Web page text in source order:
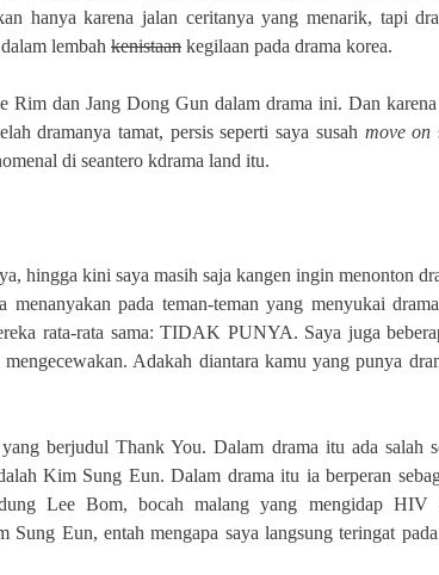
hanya karena jalan ceritanya yang menarik, tapi
lembah kenistaan kegilaan pada drama korea.
Rim dan Jang Dong Gun dalam drama ini. Dan
dramanya tamat, persis seperti saya susah move on
di seantero kdrama land itu.
hingga kini saya masih saja kangen ingin menonton
menanyakan pada teman-teman yang menyukai
rata-rata sama: TIDAK PUNYA. Saya juga
Adakah diantara kamu yang punya
berjudul Thank You. Dalam drama itu ada salah
Kim Sung Eun. Dalam drama itu ia berperan
Lee Bom, bocah malang yang mengidap HIV
Sung Eun, entah mengapa saya langsung teringat